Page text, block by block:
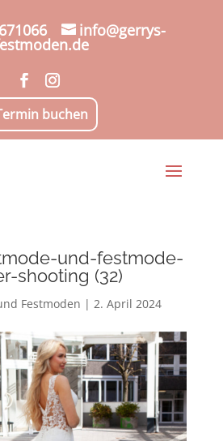
info@gerrys-
buchen
und-festmode-
shooting (32)
Festmoden | 2. April 2024